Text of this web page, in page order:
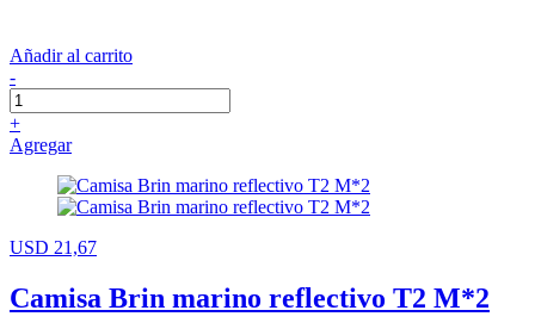
Añadir al carrito
-
+
Agregar
USD 21,67
Camisa Brin marino reflectivo T2 M*2